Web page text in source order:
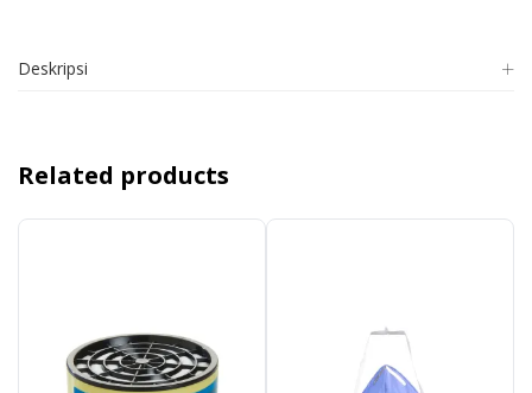
Deskripsi
Related products